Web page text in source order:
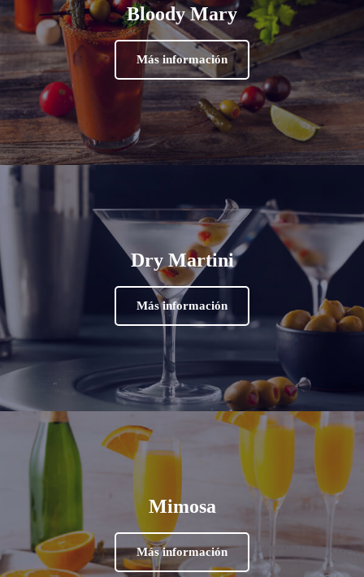
Bloody Mary
Más información
Dry Martini
Más información
Mimosa
Más información